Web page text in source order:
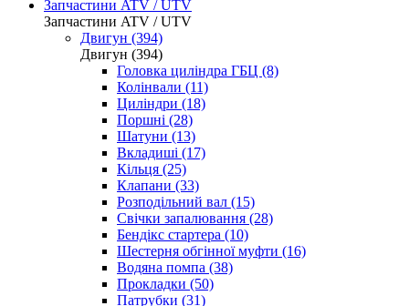
Запчастини ATV / UTV
Запчастини ATV / UTV
Двигун (394)
Двигун (394)
Головка циліндра ГБЦ (8)
Колінвали (11)
Циліндри (18)
Поршні (28)
Шатуни (13)
Вкладиші (17)
Кільця (25)
Клапани (33)
Розподільний вал (15)
Свічки запалювання (28)
Бендікс стартера (10)
Шестерня обгінної муфти (16)
Водяна помпа (38)
Прокладки (50)
Патрубки (31)